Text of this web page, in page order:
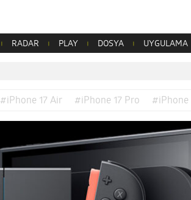
RADAR PLAY DOSYA UYGULAMA
#iPhone 17 Air #iPhone 17 Pro #iPhone